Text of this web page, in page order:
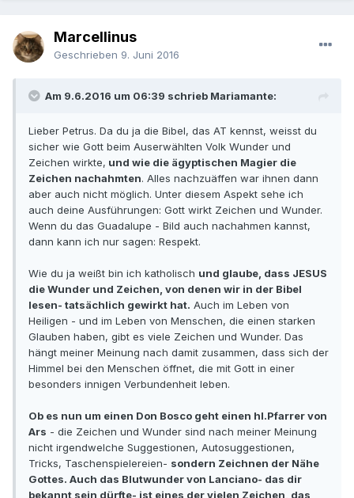
Marcellinus
Geschrieben 9. Juni 2016
Am 9.6.2016 um 06:39 schrieb Mariamante:
Lieber Petrus. Da du ja die Bibel, das AT kennst, weisst du
sicher wie Gott beim Auserwählten Volk Wunder und
Zeichen wirkte, und wie die ägyptischen Magier die
Zeichen nachahmten. Alles nachzuäffen war ihnen dann
aber auch nicht möglich. Unter diesem Aspekt sehe ich
auch deine Ausführungen: Gott wirkt Zeichen und Wunder.
Wenn du das Guadalupe - Bild auch nachahmen kannst,
dann kann ich nur sagen: Respekt.
Wie du ja weißt bin ich katholisch und glaube, dass JESUS
die Wunder und Zeichen, von denen wir in der Bibel
lesen- tatsächlich gewirkt hat. Auch im Leben von
Heiligen - und im Leben von Menschen, die einen starken
Glauben haben, gibt es viele Zeichen und Wunder. Das
hängt meiner Meinung nach damit zusammen, dass sich der
Himmel bei den Menschen öffnet, die mit Gott in einer
besonders innigen Verbundenheit leben.
Ob es nun um einen Don Bosco geht einen hl.Pfarrer von
Ars - die Zeichen und Wunder sind nach meiner Meinung
nicht irgendwelche Suggestionen, Autosuggestionen,
Tricks, Taschenspielereien- sondern Zeichnen der Nähe
Gottes. Auch das Blutwunder von Lanciano- das dir
bekannt sein dürfte- ist eines der vielen Zeichen, das